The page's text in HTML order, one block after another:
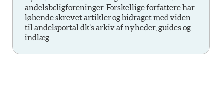
andelsboligforeninger. Forskellige forfattere har
løbende skrevet artikler og bidraget med viden
til andelsportal.dk’s arkiv af nyheder, guides og
indlæg.